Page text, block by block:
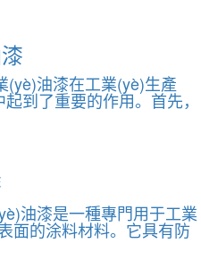
(yè)油漆在工業(yè)生產
到了重要的作用。首先，
油漆是一種專門用于工業
面的涂料材料。它具有防